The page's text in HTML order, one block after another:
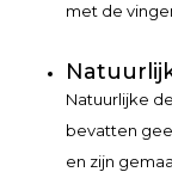
met de
Natuurlijke
bevatten
en zijn